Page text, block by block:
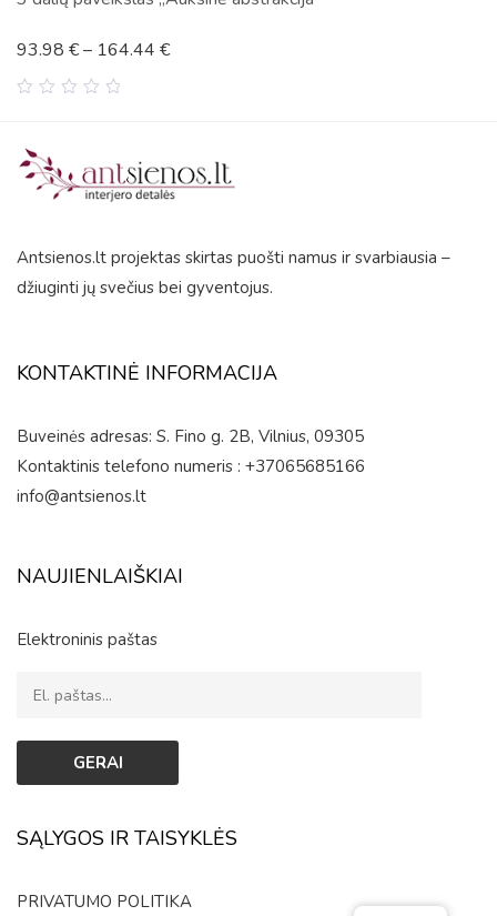
5
93.98 €– 164.44 €
Antsienos.lt projektas skirtas puošti namus ir svarbiausia –
džiuginti jų svečius bei gyventojus.
KONTAKTINĖ INFORMACIJA
Buveinės adresas: S. Fino g. 2B, Vilnius, 09305
Kontaktinis telefono numeris : +37065685166
info@antsienos.lt
NAUJIENLAIŠKIAI
Elektroninis paštas
SĄLYGOS IR TAISYKLĖS
PRIVATUMO POLITIKA